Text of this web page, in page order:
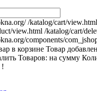
/katalog/cart/view.html
view.html /katalog/cart/
components/
в корзине Товар
Товаров: на сумму
!